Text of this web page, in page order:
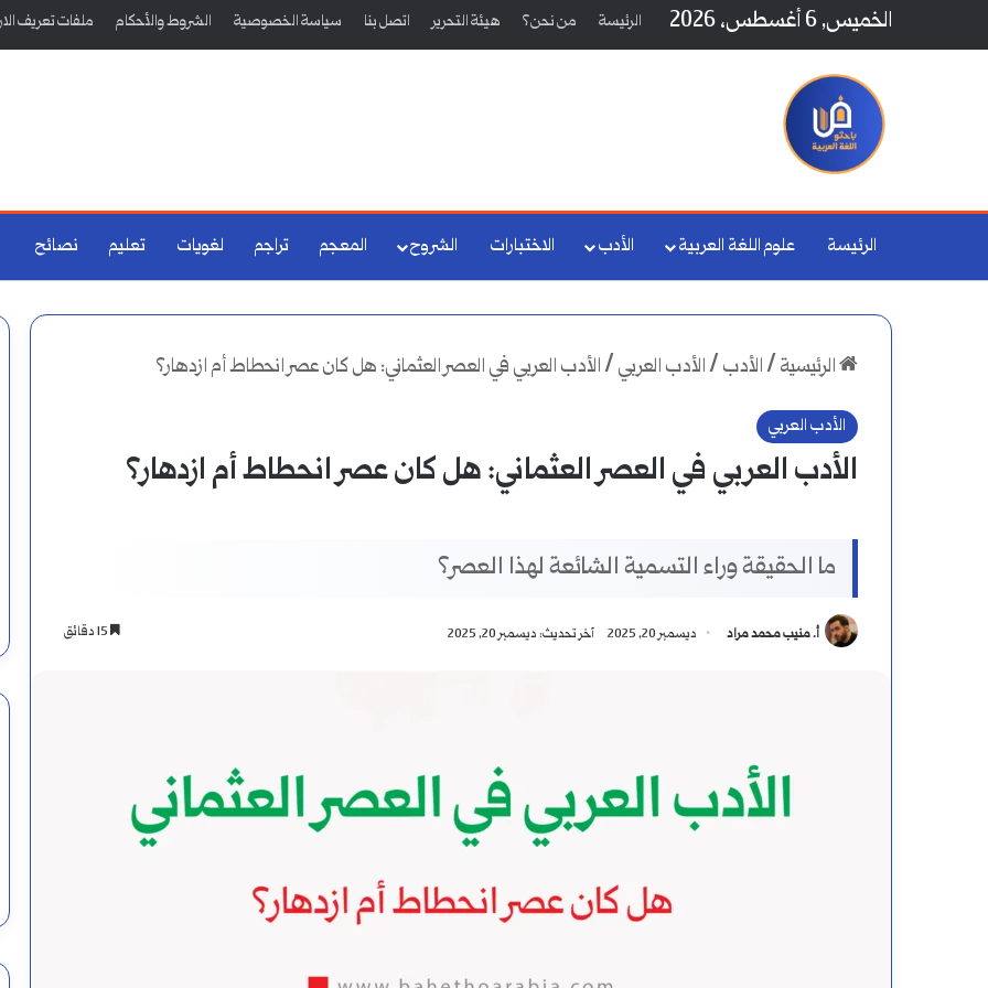
الخميس, 6 أغسطس، 2026 الرئيسة من نحن؟ هيئة التحرير اتصل بنا سياسة الخصوصية الشروط والأحكام ملفات تعريف
الرئيسة علوم اللغة العربية الأدب الاختبارات الشروح المعجم تراجم لغويات تعليم نصائح
الرئيسية /الأدب /الأدب العربي /الأدب العربي في العصر العثماني: هل كان عصر انحطاط أم ازدهار؟
الأدب العربي
الأدب العربي في العصر العثماني: هل كان عصر انحطاط أم ازدهار؟
ما الحقيقة وراء التسمية الشائعة لهذا العصر؟
أ. منيب محمد مراد ديسمبر 20, 2025 آخر تحديث: ديسمبر 20, 2025